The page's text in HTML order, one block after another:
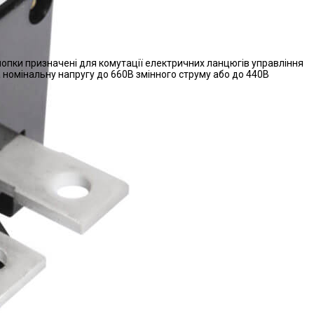
призначені для комутації електричних ланцюгів управління
номінальну напругу до 660В змінного струму або до 440В